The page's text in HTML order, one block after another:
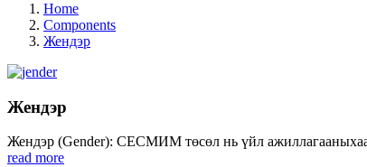
Home
Components
Жендэр
Жендэр
Жендэр (Gender): СЕСМИМ төсөл нь үйл ажиллагааныхаа
read more